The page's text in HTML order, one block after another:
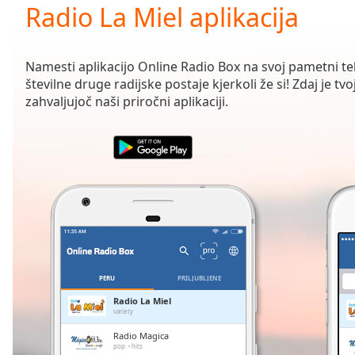
Current
Time0:00
Duration
Loaded:
0.00%
Remaining
Radio La Miel aplikacija
Namesti aplikacijo Online Radio Box na svoj pametni
številne druge radijske postaje kjerkoli že si! Zdaj je
zahvaljujoč naši priročni aplikaciji.
PERU PRILJUBLJENE
Radio La Miel
variety
Radio Magica
pop hits